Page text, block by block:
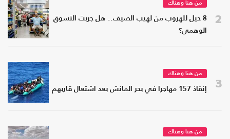
2
من هنا وهناك
8 حيل للهروب من لهيب الصيف.. هل جربت التسوق
الوهمي؟
3
من هنا وهناك
إنقاذ 157 مهاجرا في بحر المانش بعد اشتعال قاربهم
من هنا وهناك